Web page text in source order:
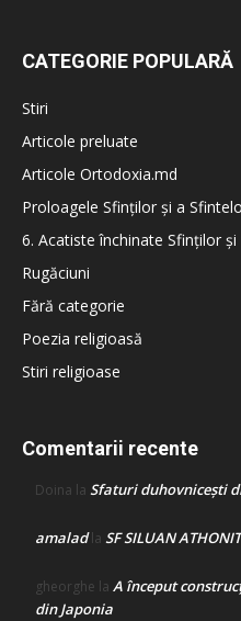
CATEGORIE POPULARĂ
Stiri
Articole preluate
Articole Ortodoxia.md
Proloagele Sfinților și a
6. Acatiste închinate Sfinților
Rugăciuni
Fără categorie
Poezia religioasă
Stiri religioase
Comentarii recente
Doina la Sfaturi duhovnicești
amaladla SF SILUAN
gheorghe la A început
din Japonia